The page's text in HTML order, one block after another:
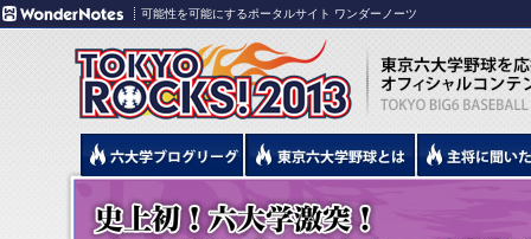
可能性を可能にするポータルサイト ワンダーノーツ